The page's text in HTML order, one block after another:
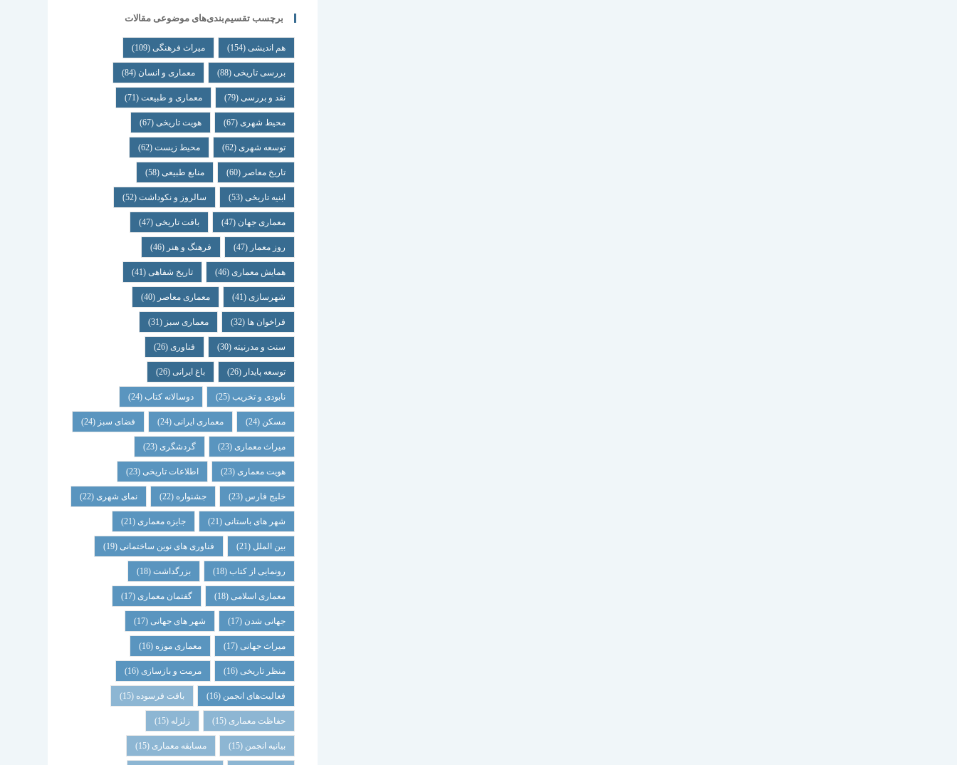
برچسب تقسیم‌بندی‌های موضوعی مقالات
هم اندیشی(154) میراث فرهنگی(109)
بررسی تاریخی(88) معماری و انسان (84)
نقد و بررسی(79) معماری و طبیعت(71)
محیط شهری(67) هویت تاریخی(67)
توسعه شهری(62) محیط زیست(62)
تاریخ معاصر (60) منابع طبیعی(58)
ابنیه تاریخی(53) سالروز و نکوداشت(52)
معماری جهان (47) بافت تاریخی(47)
روز معمار (47) فرهنگ و هنر (46)
همایش معماری(46) تاریخ شفاهی(41)
شهرسازی(41) معماری معاصر (40)
فراخوان ها (32) معماری سبز (31)
سنت و مدرنیته (30) فناوری(26)
توسعه پایدار (26) باغ ایرانی(26)
نابودی و تخریب(25) دوسالانه کتاب(24)
مسکن (24) معماری ایرانی(24) فضای سبز (24)
میراث معماری(23) گردشگری(23)
هویت معماری(23) اطلاعات تاریخی(23)
خلیج فارس (23) جشنواره (22) نمای شهری(22)
شهر های باستانی(21) جایزه معماری(21)
بین الملل (21) فناوری های نوین ساختمانی(19)
رونمایی از کتاب(18) بزرگداشت(18)
معماری اسلامی(18) گفتمان معماری(17)
جهانی شدن (17) شهر های جهانی(17)
میراث جهانی(17) معماری موزه (16)
منظر تاریخی(16) مرمت و بازسازی(16)
فعالیت‌های انجمن (16) بافت فرسوده (15)
حفاظت معماری (15) زلزله (15)
بیانیه انجمن (15) مسابقه معماری (15)